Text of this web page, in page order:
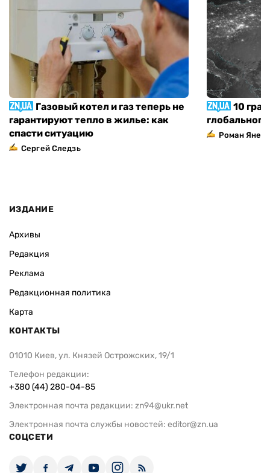
Газовый котел и газ теперь не
гарантируют тепло в жилье: как
спасти ситуацию
Сергей Следзь
10
Роман
ИЗДАНИЕ
Архивы
Редакция
Реклама
Редакционная политика
Карта
КОНТАКТЫ
01010 Киев, ул. Князей Острожских, 19/1
Телефон редакции:
+380 (44) 280-04-85
Электронная почта редакции: zn94@ukr.net
Электронная почта службы новостей: editor@zn.ua
СОЦСЕТИ